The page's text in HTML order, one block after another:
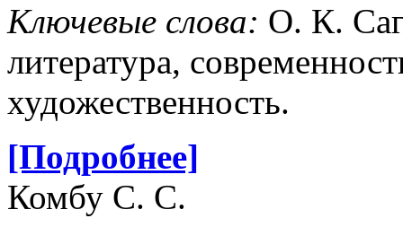
Ключевые слова: О. К.
литература,
художественность.
[Подробнее]
Комбу С. С.